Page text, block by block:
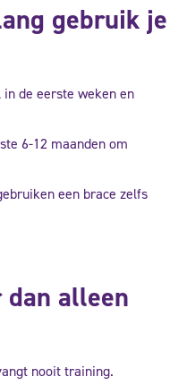
gebruik je
de eerste weken en
6-12 maanden om
een brace zelfs
alleen
nooit training.